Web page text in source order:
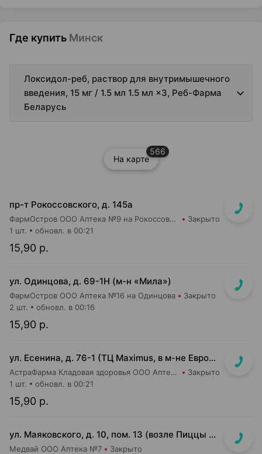
Где купить Минск
Локсидол-реб, раствор для внутримышечного
введения, 15 мг / 1.5 мл 1.5 мл ×3, Реб-Фарма
Беларусь
На карте
566
пр-т Рокоссовского, д. 145а
ФармОстров ООО Аптека №9 на Рокоссовского Закрыто
15,90 р.
1 шт. обновл. в 00:21
ул. Одинцова, д. 69-1Н (м-н «Мила»)
ФармОстров ООО Аптека №16 на Одинцова Закрыто
15,90 р.
2 шт. обновл. в 00:16
ул. Есенина, д. 76-1 (ТЦ Maximus, в м-не Евроопт Super)
АстраФарма Кладовая здоровья ООО Аптека №9 Закрыто
15,90 р.
1 шт. обновл. в 00:21
ул. Маяковского, д. 10, пом. 13 (возле Пиццы Мании)
Медвай ООО Аптека №7 Закрыто